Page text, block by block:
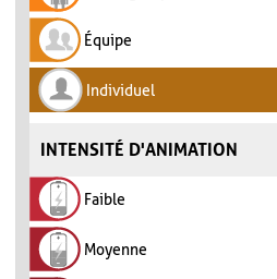
Équipe
Individuel
INTENSITÉ D'ANIMATION
Faible
Moyenne